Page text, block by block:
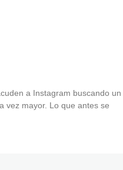
a Instagram buscando un
vez mayor. Lo que antes se